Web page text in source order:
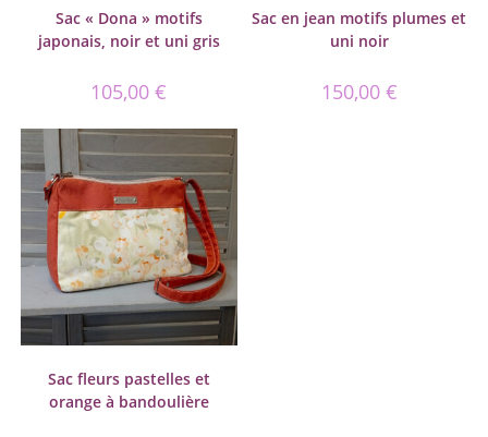
Sac « Dona » motifs
japonais, noir et uni gris
105,00€
Sac en jean motifs plumes et
uni noir
150,00 €
Sac fleurs pastelles et
orange à bandoulière